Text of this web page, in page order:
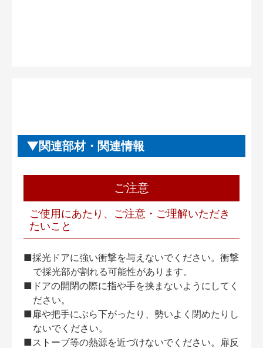
関連部材・関連情報
ご注意
ご使用にあたり、ご注意・ご理解いただき
たいこと
■採光ドアに強い衝撃を与えないでください。衝撃
で採光部が割れる可能性があります。
■ドアの開閉の際に指や手を挟まないようにしてく
ださい。
■扉や把手にぶら下がったり、勢いよく閉めたりし
ないでください。
■ストーブ等の熱源を近づけないでください。扉反